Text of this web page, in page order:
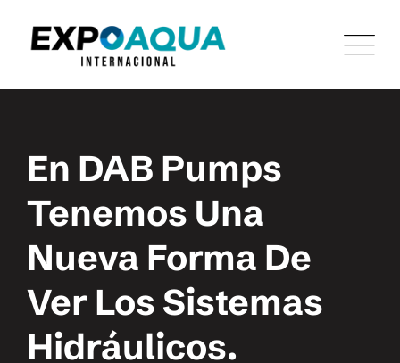
En DAB Pumps
Tenemos Una
Nueva Forma De
Ver Los Sistemas
Hidráulicos.